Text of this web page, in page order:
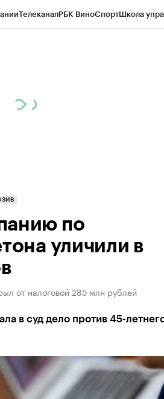
ТелеканалРБК ВиноСпортШкола
по
уличили в
от налоговой 285 млн рублей
в суд дело против 45-